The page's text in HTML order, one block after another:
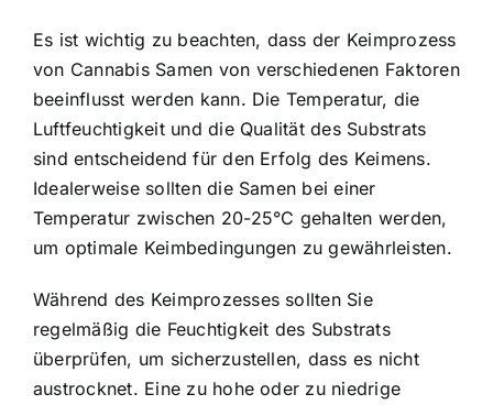
Es ist wichtig zu beachten, dass der Keimprozess
von Cannabis Samen von verschiedenen Faktoren
beeinflusst werden kann. Die Temperatur, die
Luftfeuchtigkeit und die Qualität des Substrats
sind entscheidend für den Erfolg des Keimens.
Idealerweise sollten die Samen bei einer
Temperatur zwischen 20-25°C gehalten werden,
um optimale Keimbedingungen zu gewährleisten.
Während des Keimprozesses sollten Sie
regelmäßig die Feuchtigkeit des Substrats
überprüfen, um sicherzustellen, dass es nicht
austrocknet. Eine zu hohe oder zu niedrige